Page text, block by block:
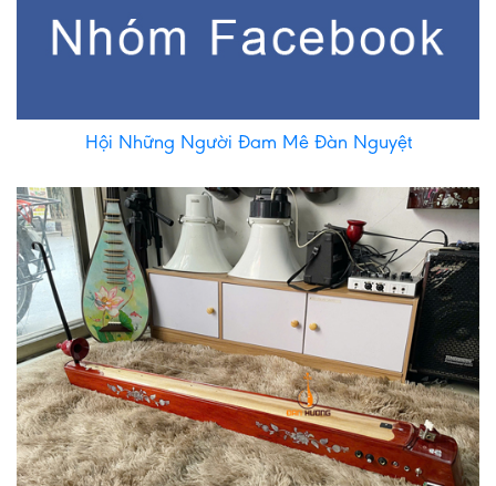
Hội Những Người Đam Mê Đàn Nguyệt